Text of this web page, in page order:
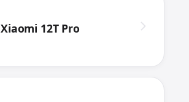
Xiaomi 12T Pro